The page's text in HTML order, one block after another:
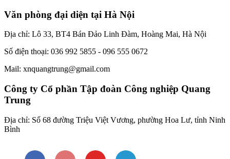
Văn phòng đại diện tại Hà Nội
Địa chỉ: Lô 33, BT4 Bán Đảo Linh Đàm, Hoàng Mai, Hà Nội
Số điện thoại: 036 992 5855 - 096 555 0672
Mail: xnquangtrung@gmail.com
Công ty Cổ phần Tập đoàn Công nghiệp Quang
Trung
Địa chỉ: Số 68 đường Triệu Việt Vương, phường Hoa Lư, tỉnh Ninh
Bình